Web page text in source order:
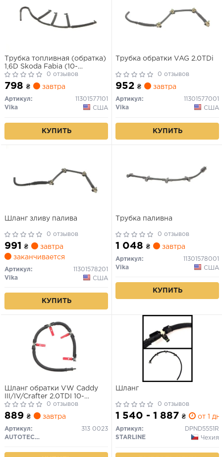
Трубка топливная (обратка)
1,6D Skoda Fabia (10-
14),Octavia (09-13)/VW Golf
(09-12),Caddy (10-15,15-)
(11301577101) VIKA
0 отзывов
798 ₴ завтра
Артикул:
11301577101
Vika
США
КУПИТЬ
Трубка обратки VAG 2.0TDi
0 отзывов
952 ₴ завтра
Артикул:
11301577001
Vika
США
КУПИТЬ
Шланг зливу палива
0 отзывов
991 ₴
завтра
заканчивается
Артикул:
11301578201
Vika
США
КУПИТЬ
Трубка паливна
0 отзывов
1 048 ₴ завтра
Артикул:
11301578001
Vika
США
КУПИТЬ
Шланг обратки VW Caddy
III/IV/Crafter 2.0TDI 10-
(8708999798)0 отзывов
889 ₴ завтра
Артикул:
313 0023
AUTOTECHTEILE
Шланг
0 отзывов
1 540 - 1 887 ₴ от 1 дн.
Артикул:
DPND5551R
STARLINE
Чехия